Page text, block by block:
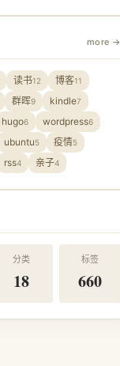
more →
读书12 博客11
群晖9 kindle7
hugo6 wordpress6
ubuntu5 疫情5
rss4 亲子4
分类
18
标签
660